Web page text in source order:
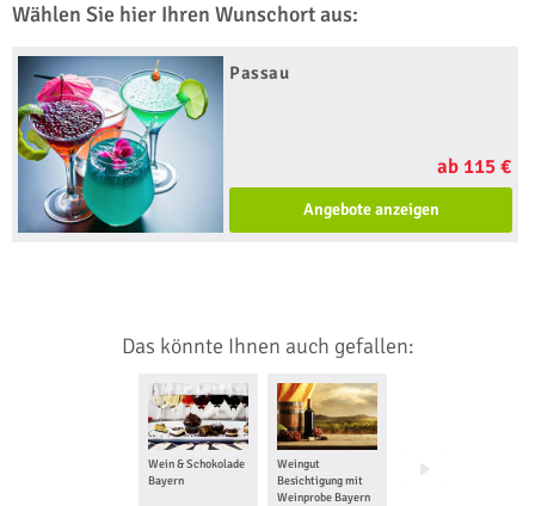
Wählen Sie hier Ihren Wunschort aus:
Passau
ab 115 €
Angebote anzeigen
Das könnte Ihnen auch gefallen:
Wein & Schokolade
Bayern
Weingut
Besichtigung mit
Weinprobe Bayern
Rum Tasting Bayern